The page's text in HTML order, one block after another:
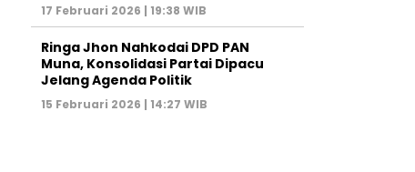
17 Februari 2026 | 19:38 WIB
Ringa Jhon Nahkodai DPD PAN
Muna, Konsolidasi Partai Dipacu
Jelang Agenda Politik
15 Februari 2026 | 14:27 WIB